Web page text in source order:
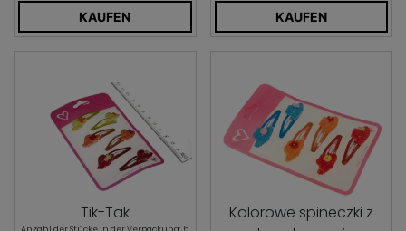
KAUFEN KAUFEN
Tik-Tak
Kolorowe spineczki z